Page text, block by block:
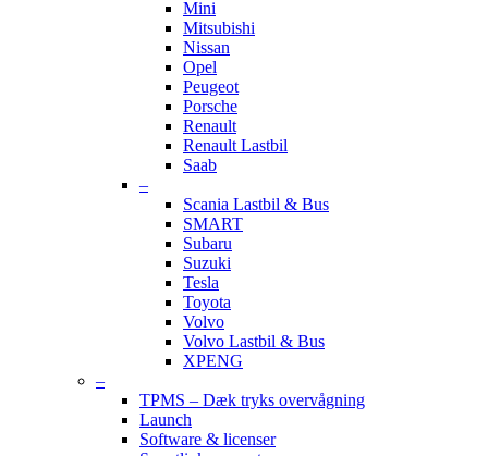
Mini
Mitsubishi
Nissan
Opel
Peugeot
Porsche
Renault
Renault Lastbil
Saab
–
Scania Lastbil & Bus
SMART
Subaru
Suzuki
Tesla
Toyota
Volvo
Volvo Lastbil & Bus
XPENG
–
TPMS – Dæk tryks overvågning
Launch
Software & licenser